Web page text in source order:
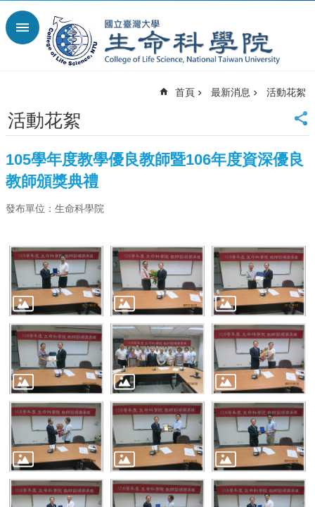
跳到主要內容區塊
進
首
頁
大
首
頁
網
覽
English
最
新
消
息
本
院
介
紹
系
所
學
程
單
首頁 最新消息 活動花絮
活動花絮
105學年度教學優良教師暨106年度資深優良
教師頒獎典禮
發布單位：生命科學院